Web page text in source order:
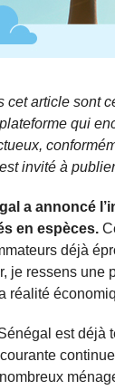
article sont
qui
invité à
a annoncé
en espèces.
déjà
je ressens
réalité
est